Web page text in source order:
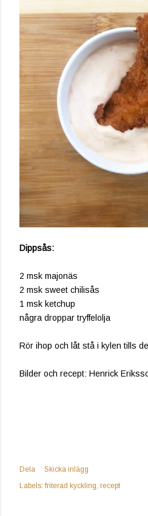
Dippsås:
2 msk majonäs
2 msk sweet chilisås
1 msk ketchup
några droppar tryffelolja
Rör ihop och låt stå i kylen tills
Bilder och recept: Henrick
Dela
Skicka inlägg
Labels: friterad kyckling recept